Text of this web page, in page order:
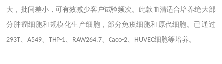
大，批间差小，可有效减少客户试验频次。此款血清适合培养绝大部
分肿瘤细胞和规模化生产细胞，部分免疫细胞和原代细胞。已通过
293T 、A549 、THP-1 RAW264.7 、Caco-2 HUVEC细胞等培养。